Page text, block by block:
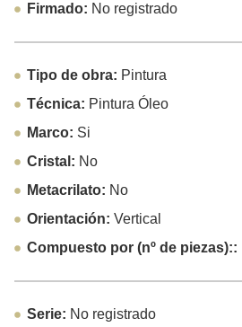
Firmado: No registrado
Tipo de obra: Pintura
Técnica: Pintura Óleo
Marco: Si
Cristal: No
Metacrilato: No
Orientación: Vertical
Compuesto por (nº de piezas)::
Serie: No registrado